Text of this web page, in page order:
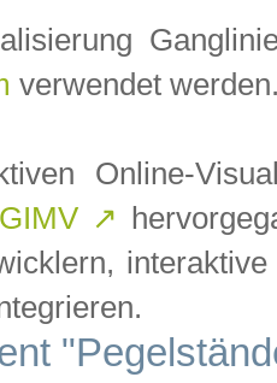
verwendet
Online-
GIMV ↗